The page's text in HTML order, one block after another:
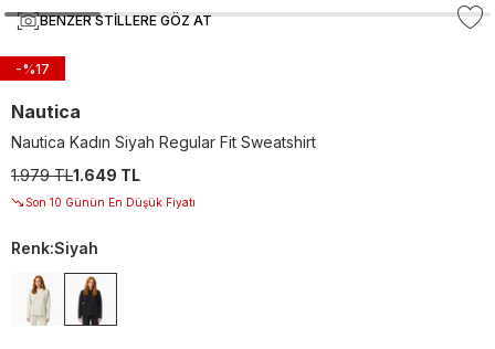
BENZER STILLERE GÖZ AT
-%17
Nautica
Nautica Kadın Siyah Regular Fit Sweatshirt
1.979 TL1.649 TL
Son 10 Günün En Düşük Fiyatı
Renk:Siyah